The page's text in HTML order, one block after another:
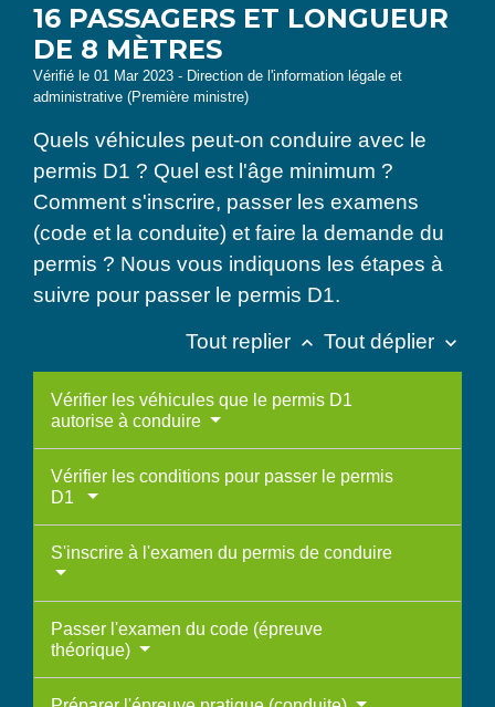
16 PASSAGERS ET LONGUEUR
DE 8 MÈTRES
Vérifié le 01 Mar 2023 - Direction de l'information légale et
administrative (Première ministre)
Quels véhicules peut-on conduire avec le
permis D1 ? Quel est l'âge minimum ?
Comment s'inscrire, passer les examens
(code et la conduite) et faire la demande du
permis ? Nous vous indiquons les étapes à
suivre pour passer le permis D1.
Tout replier keyboard_arrow_up Tout déplier keyboard_arrow_down
Vérifier les véhicules que le permis D1
autorise à conduire
Vérifier les conditions pour passer le permis
D1
S'inscrire à l'examen du permis de conduire
Passer l'examen du code (épreuve
théorique)